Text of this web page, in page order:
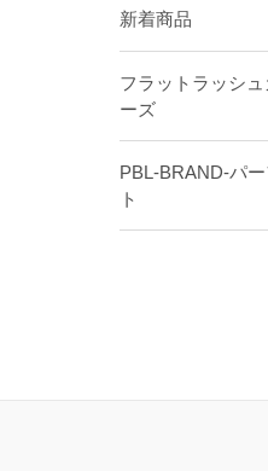
新着商品
フラットラッシ
ーズ
PBL-BRAND-パ
ト